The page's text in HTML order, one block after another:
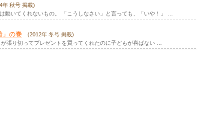
年 秋号 掲載)
動いてくれないもの。 「こうしなさい」と言っても、「いや！」 …
」の巻
(2012年 冬号 掲載)
張り切ってプレゼントを買ってくれたのに子どもが喜ばない …